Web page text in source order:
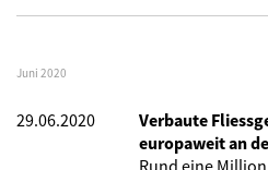
Juni 2020
29.06.2020
Verbaute
europaweit an
Rund eine